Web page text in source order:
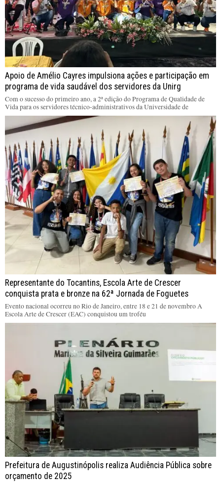
Apoio de Amélio Cayres impulsiona ações e participação em
programa de vida saudável dos servidores da Unirg
Com o sucesso do primeiro ano, a 2ª edição do Programa de Qualidade de
Vida para os servidores técnico-administrativos da Universidade de
Representante do Tocantins, Escola Arte de Crescer
conquista prata e bronze na 62ª Jornada de Foguetes
Evento nacional ocorreu no Rio de Janeiro, entre 18 e 21 de novembro A
Escola Arte de Crescer (EAC) conquistou um troféu
Prefeitura de Augustinópolis realiza Audiência Pública sobre
orçamento de 2025